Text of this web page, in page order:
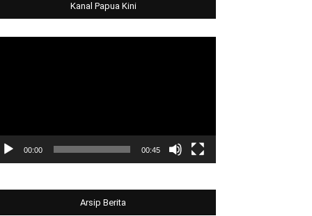
Kanal Papua Kini
00:00 00:45
Arsip Berita